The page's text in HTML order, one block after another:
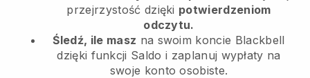
przejrzystość dzięki potwierdzeniom
odczytu.
Śledź, ile masz na swoim koncie Blackbell
dzięki funkcji Saldo i zaplanuj wypłaty na
swoje konto osobiste.